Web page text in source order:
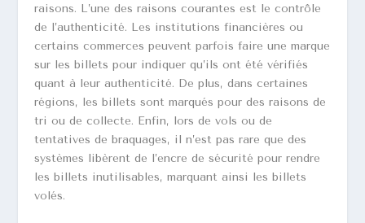
raisons. L’une des raisons courantes est le contrôle
de l’authenticité. Les institutions financières ou
certains commerces peuvent parfois faire une marque
sur les billets pour indiquer qu’ils ont été vérifiés
quant à leur authenticité. De plus, dans certaines
régions, les billets sont marqués pour des raisons de
tri ou de collecte. Enfin, lors de vols ou de
tentatives de braquages, il n’est pas rare que des
systèmes libèrent de l’encre de sécurité pour rendre
les billets inutilisables, marquant ainsi les billets
volés.